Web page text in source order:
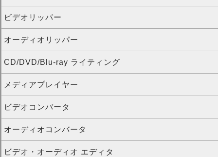
ビデオリッパー
オーディオリッパー
CD/DVD/Blu-ray ライティング
メディアプレイヤー
ビデオコンバータ
オーディオコンバータ
ビデオ・オーディオ エディタ